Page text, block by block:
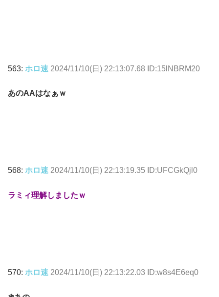
563: ホロ速 2024/11/10(日) 22:13:07.68 ID:15lNBRM20
あのAAはなぁｗ
568: ホロ速 2024/11/10(日) 22:13:19.35 ID:UFCGkQjl0
ラミィ理解しましたｗ
570: ホロ速 2024/11/10(日) 22:13:22.03 ID:w8s4E6eq0